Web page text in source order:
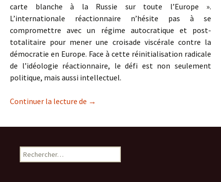
carte blanche à la Russie sur toute l’Europe ».
L’internationale réactionnaire n’hésite pas à se
compromettre avec un régime autocratique et post-
totalitaire pour mener une croisade viscérale contre la
démocratie en Europe. Face à cette réinitialisation radicale
de l’idéologie réactionnaire, le défi est non seulement
politique, mais aussi intellectuel.
Continuer la lecture de Les « lumières sombres » de la néo-
→
Rechercher :